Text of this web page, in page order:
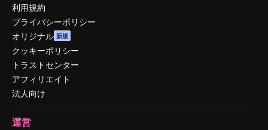
利用規約
プライバシーポリシー
オリジナル 新規
クッキーポリシー
トラストセンター
アフィリエイト
法人向け
運営